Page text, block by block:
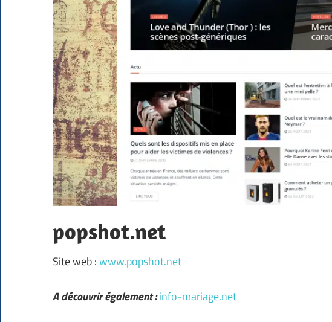
popshot.net
Site web :www.popshot.net
A découvrir également :info-mariage.net